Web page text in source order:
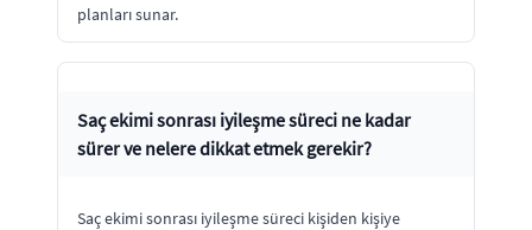
planları sunar.
Saç ekimi sonrası iyileşme süreci ne kadar
sürer ve nelere dikkat etmek gerekir?
Saç ekimi sonrası iyileşme süreci kişiden kişiye